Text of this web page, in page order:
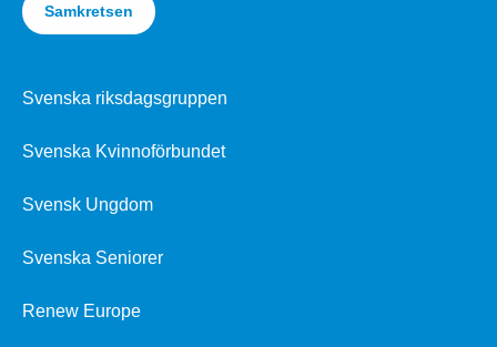
Samkretsen
Svenska riksdagsgruppen
Svenska Kvinnoförbundet
Svensk Ungdom
Svenska Seniorer
Renew Europe